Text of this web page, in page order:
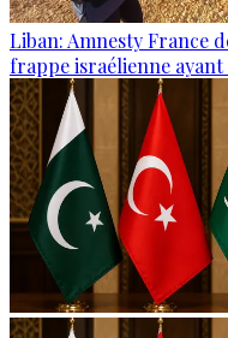
Liban: Amnesty France
frappe israélienne